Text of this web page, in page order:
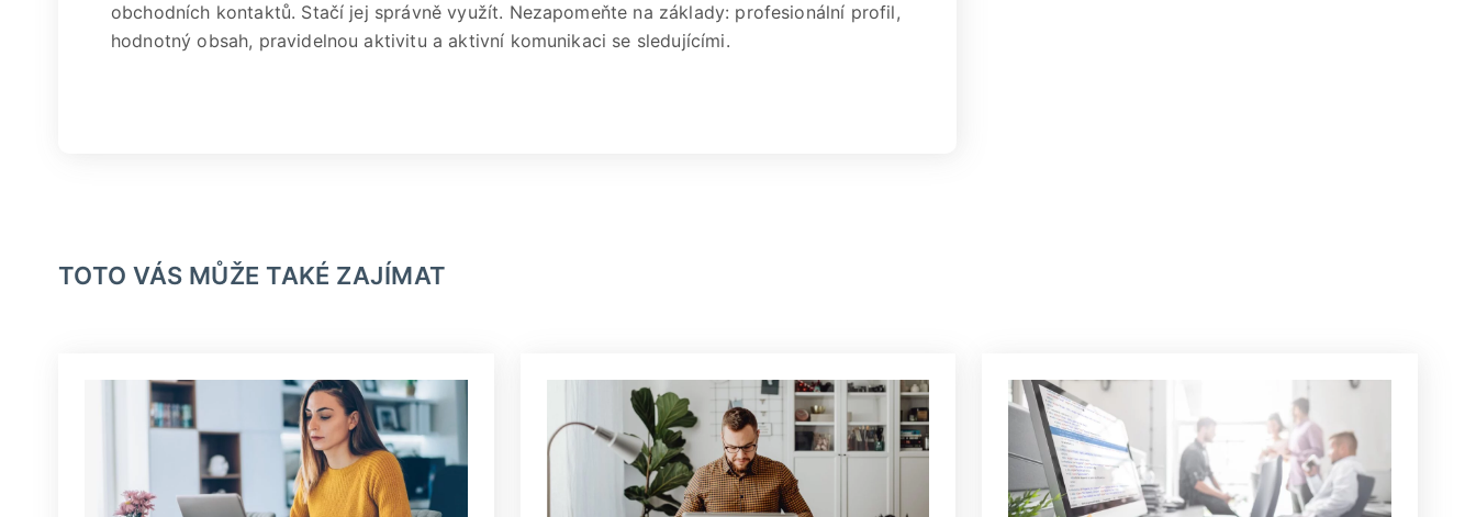
obchodních kontaktů. Stačí jej správně využít. Nezapomeňte na základy: profesionální profil,
hodnotný obsah, pravidelnou aktivitu a aktivní komunikaci se sledujícími.
TOTO VÁS MŮŽE TAKÉ ZAJÍMAT